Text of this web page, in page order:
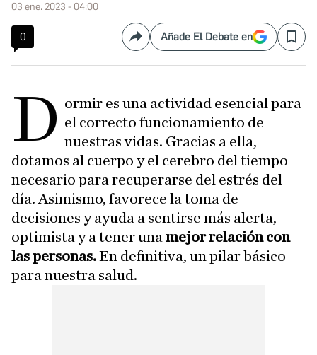
03 ene. 2023 - 04:00
0 CompartirAñade El Debate en Save
D ormir es una actividad esencial para
el correcto funcionamiento de
nuestras vidas. Gracias a ella,
dotamos al cuerpo y el cerebro del tiempo
necesario para recuperarse del estrés del
día. Asimismo, favorece la toma de
decisiones y ayuda a sentirse más alerta,
optimista y a tener una mejor relación con
las personas.En definitiva, un pilar básico
para nuestra salud.